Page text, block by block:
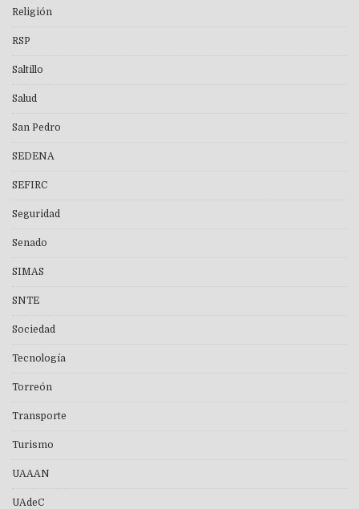
Religión
RSP
Saltillo
Salud
San Pedro
SEDENA
SEFIRC
Seguridad
Senado
SIMAS
SNTE
Sociedad
Tecnología
Torreón
Transporte
Turismo
UAAAN
UAdeC